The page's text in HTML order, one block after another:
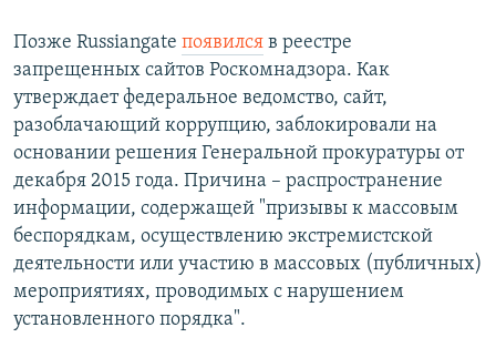
Позже Russiangate появился ​в реестре
запрещенных сайтов Роскомнадзора. Как
утверждает федеральное ведомство, сайт,
разоблачающий коррупцию, заблокировали на
основании решения Генеральной прокуратуры от
декабря 2015 года. Причина – распространение
информации, содержащей "призывы к массовым
беспорядкам, осуществлению экстремистской
деятельности или участию в массовых (публичных)
мероприятиях, проводимых с нарушением
установленного порядка".